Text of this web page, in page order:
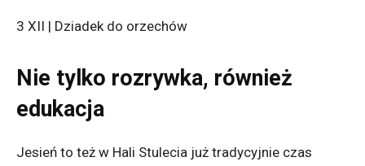
3 XII | Dziadek do orzechów
Nie tylko rozrywka, również
edukacja
Jesień to też w Hali Stulecia już tradycyjnie czas